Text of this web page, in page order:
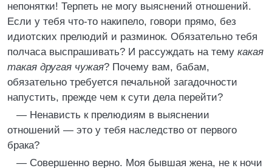
непонятки! Терпеть не могу выяснений отношений.
Если у тебя что-то накипело, говори прямо, без
идиотских прелюдий и разминок. Обязательно тебя
полчаса выспрашивать? И рассуждать на тему какая
такая другая чужая? Почему вам, бабам,
обязательно требуется печальной загадочности
напустить, прежде чем к сути дела перейти?
— Ненависть к прелюдиям в выяснении
отношений — это у тебя наследство от первого
брака?
— Совершенно верно. Моя бывшая жена, не к ночи